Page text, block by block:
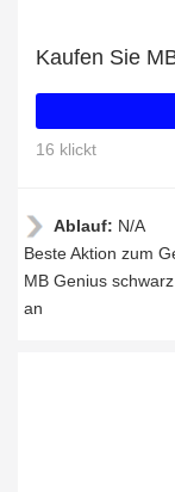
16 klickt
Ablauf: N/A
Beste Aktion zum
MB Genius
an